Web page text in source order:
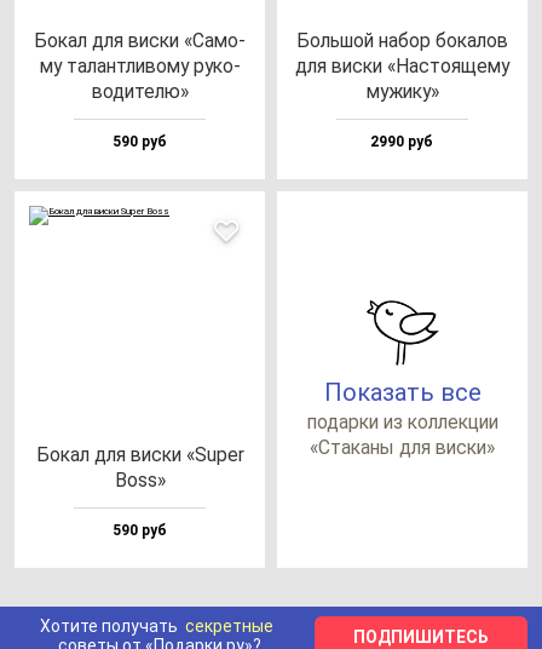
Бокал для вис­ки «Само­
му та­лан­тли­во­му ру­ко­
во­ди­те­лю»
590 руб
Боль­шой на­бор бо­ка­лов
для вис­ки «Нас­то­яще­му
му­жи­ку»
2990 руб
Бокал для вис­ки «Super
Boss»
590 руб
Показать все
по­дар­ки из кол­лек­ции
«Ста­ка­ны для вис­ки»
Хотите получать секретные
советы от «Подарки.ру»?
ПОДПИШИТЕСЬ